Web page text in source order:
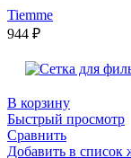
Tiemme
944 ₽
В корзину
Быстрый просмотр
Сравнить
Добавить в список